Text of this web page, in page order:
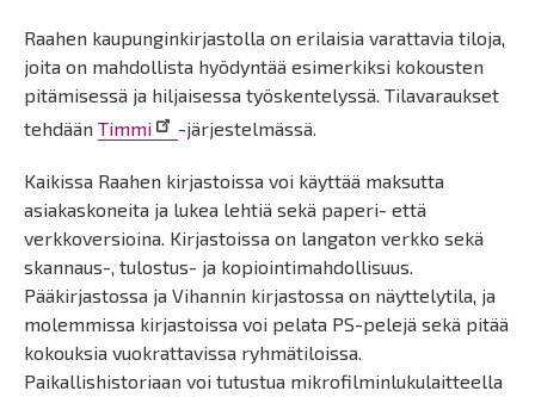
Raahen kaupunginkirjastolla on erilaisia varattavia tiloja,
joita on mahdollista hyödyntää esimerkiksi kokousten
pitämisessä ja hiljaisessa työskentelyssä. Tilavaraukset
tehdään Timmi -järjestelmässä.
Kaikissa Raahen kirjastoissa voi käyttää maksutta
asiakaskoneita ja lukea lehtiä sekä paperi- että
verkkoversioina. Kirjastoissa on langaton verkko sekä
skannaus-, tulostus- ja kopiointimahdollisuus.
Pääkirjastossa ja Vihannin kirjastossa on näyttelytila, ja
molemmissa kirjastoissa voi pelata PS-pelejä sekä pitää
kokouksia vuokrattavissa ryhmätiloissa.
Paikallishistoriaan voi tutustua mikrofilminlukulaitteella